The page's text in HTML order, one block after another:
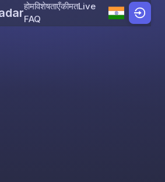
Skip to content
होमविशेषताएँकीमतLive
FAQ